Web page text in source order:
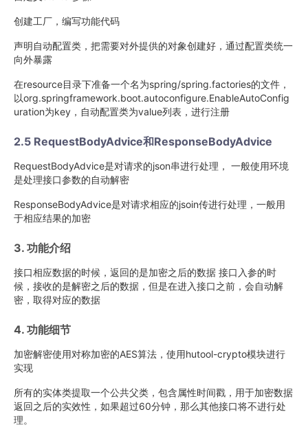
创建工厂，编写功能代码
声明自动配置类，把需要对外提供的对象创建好，通过配置类统一
向外暴露
在resource目录下准备一个名为spring/spring.factories的文件，
以org.springframework.boot.autoconfigure.EnableAutoConfig
uration为key，自动配置类为value列表，进行注册
2.5 RequestBodyAdvice和ResponseBodyAdvice
RequestBodyAdvice是对请求的json串进行处理， 一般使用环境
是处理接口参数的自动解密
ResponseBodyAdvice是对请求相应的jsoin传进行处理，一般用
于相应结果的加密
3. 功能介绍
接口相应数据的时候，返回的是加密之后的数据 接口入参的时
候，接收的是解密之后的数据，但是在进入接口之前，会自动解
密，取得对应的数据
4. 功能细节
加密解密使用对称加密的AES算法，使用hutool-crypto模块进行
实现
所有的实体类提取一个公共父类，包含属性时间戳，用于加密数据
返回之后的实效性，如果超过60分钟，那么其他接口将不进行处
理。